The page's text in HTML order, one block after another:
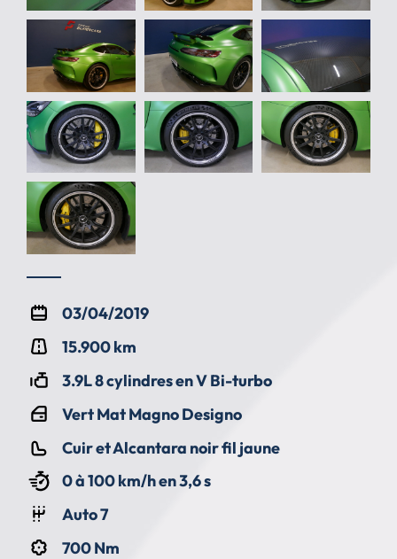
03/04/2019
15.900 km
3.9L 8 cylindres en V Bi-turbo
Vert Mat Magno Designo
Cuir et Alcantara noir fil jaune
0 à 100 km/h en 3,6 s
Auto 7
700 Nm